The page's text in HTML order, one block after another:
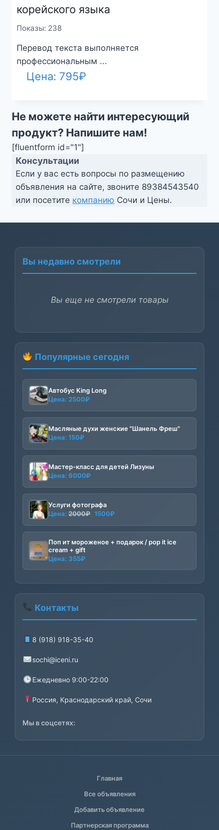
корейского языка
Показы: 238
Перевод текста выполняется
профессиональным ...
Цена: 795₽
Не можете найти интересующий
продукт? Напишите нам!
[fluentform id="1"]
Консультации
Если у вас есть вопросы по размещению
объявления на сайте, звоните 89384543540
или посетите компанию Сочи и Цены.
Вы недавно смотрели
Вы еще не смотрели товары
Популярные сегодня
Автобус King Long
Цена: 2500₽
Масляные духи женские "Шанель Фреш"
Цена: 150₽
Мастер-класс для детей Лизуны
Цена: 6000₽
Услуги фотографа
Цена: 2000₽ Первоначальная
составляла
2000₽.
1500₽
1500₽.
Поп ит мороженое + подарок / pop it ice
cream + gift
Цена: 355₽
Контакты
8 (918) 918-35-40
sochi@iceni.ru
Ежедневно 9:00-22:00
Россия, Краснодарский край, Сочи
Мы в соцсетях:
Главная
Все объявления
Добавить объявление
Партнерская программа